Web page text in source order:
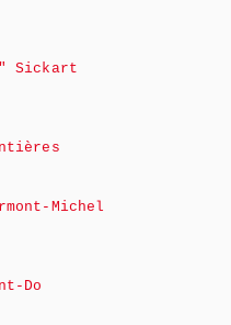
Sickart
Michel
Do